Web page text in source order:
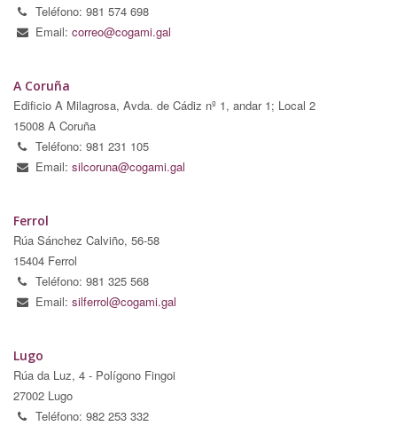
Teléfono: 981 574 698
Email: correo@cogami.gal
A Coruña
Edificio A Milagrosa, Avda. de Cádiz nº 1, andar 1; Local 2
15008 A Coruña
Teléfono: 981 231 105
Email: silcoruna@cogami.gal
Ferrol
Rúa Sánchez Calviño, 56-58
15404 Ferrol
Teléfono: 981 325 568
Email: silferrol@cogami.gal
Lugo
Rúa da Luz, 4 - Polígono Fingoi
27002 Lugo
Teléfono: 982 253 332